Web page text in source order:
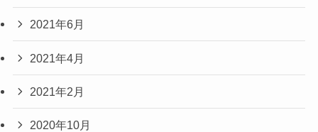
2021年6月
2021年4月
2021年2月
2020年10月